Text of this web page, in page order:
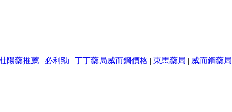
陽藥推薦 | 必利勁 | 丁丁藥局威而鋼價格 | 東馬藥局 | 威而鋼藥局